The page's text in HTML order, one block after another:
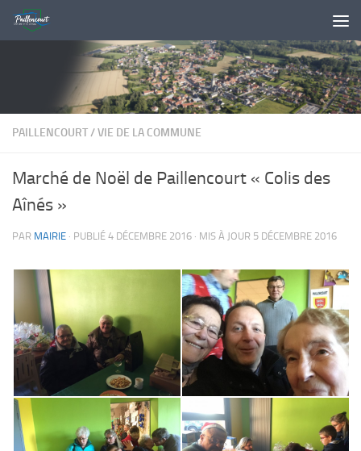
Skip to content
PAILLENCOURT/VIE DE LA COMMUNE
Marché de Noël de Paillencourt « Colis des
Aînés »
PAR MAIRIE · PUBLIÉ 4 DÉCEMBRE 2016 · MIS À JOUR 5 DÉCEMBRE 2016